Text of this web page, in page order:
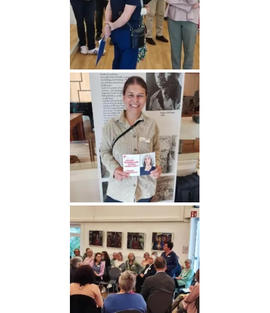
Medien (4)
Medien (9)
Medien (11)